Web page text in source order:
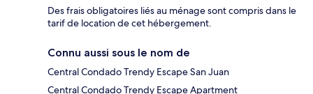
Des frais obligatoires liés au ménage sont compris dans le
tarif de location de cet hébergement.
Connu aussi sous le nom de
Central Condado Trendy Escape San Juan
Central Condado Trendy Escape Apartment